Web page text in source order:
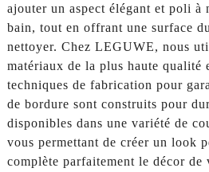
ajouter un aspect élégant et poli à
bain, tout en offrant une surface
nettoyer. Chez LEGUWE, nous
matériaux de la plus haute qualité
techniques de fabrication pour
de bordure sont construits pour
disponibles dans une variété de
vous permettant de créer un look
complète parfaitement le décor de